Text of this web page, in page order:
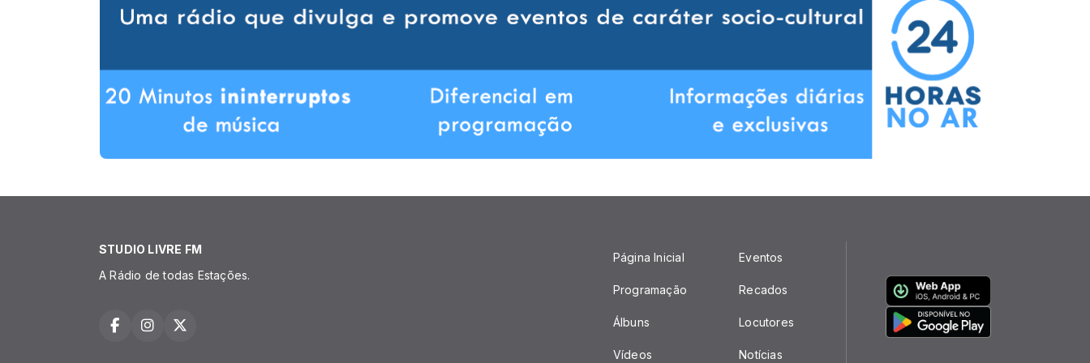
STUDIO LIVRE FM
A Rádio de todas Estações.
Página Inicial
Programação
Álbuns
Vídeos
Eventos
Recados
Locutores
Notícias